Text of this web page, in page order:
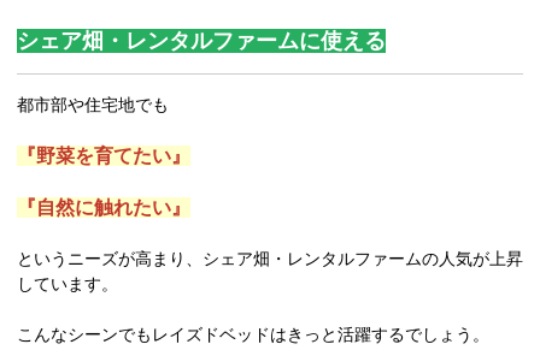
シェア畑・レンタルファームに使える
都市部や住宅地でも
『野菜を育てたい』
『自然に触れたい』
というニーズが高まり、シェア畑・レンタルファームの人気が上昇
しています。
こんなシーンでもレイズドベッドはきっと活躍するでしょう。